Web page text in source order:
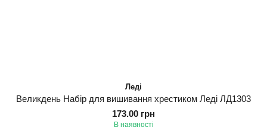
Леді
Великдень Набір для вишивання хрестиком Леді ЛД1303
173.00 грн
В наявності